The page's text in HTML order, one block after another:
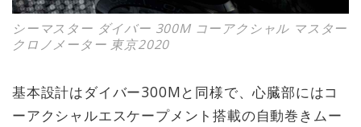
シーマスター ダイバー 300M コーアクシャル マスター
クロノメーター 東京2020
基本設計はダイバー300Mと同様で、心臓部にはコ
ーアクシャルエスケープメント搭載の自動巻きムー